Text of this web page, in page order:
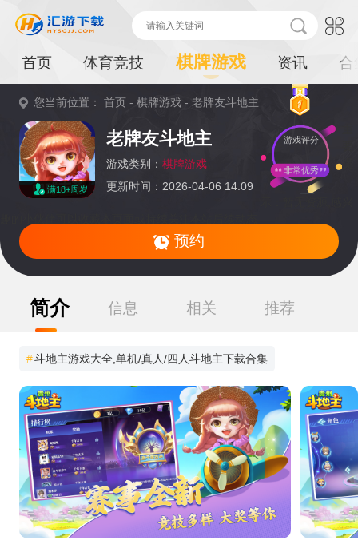
首页 体育竞技 棋牌游戏 资讯 合
您当前位置：首页 -棋牌游戏 -老牌友斗地主
满18+周岁
老牌友斗地主
游戏类别： 棋牌游戏
更新时间：2026-04-06 14:09
游戏评分
非常优秀
预约
提
简介 信息 相关 推荐
#斗地主游戏大全,单机/真人/四人斗地主下载合集